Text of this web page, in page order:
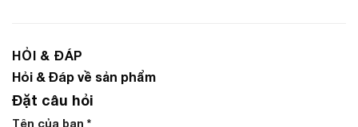
HỎI & ĐÁP
Hỏi & Đáp về sản phẩm
Đặt câu hỏi
Tên của bạn *